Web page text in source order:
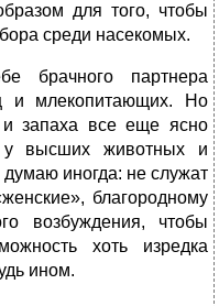
для того, чтобы
среди насекомых.
брачного партнера
и млекопитающих. Но
и запаха все еще ясно
у высших животных и
иногда: не служат
благородному
возбуждения, чтобы
хоть изредка
ином.